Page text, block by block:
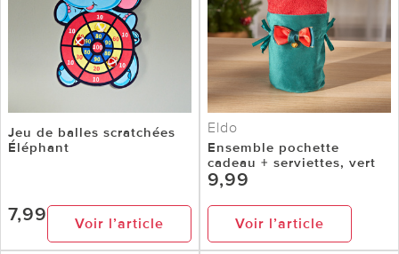
Jeu de balles scratchées
Éléphant
7,99 Voir l’article
Eldo
Ensemble pochette
cadeau + serviettes, vert
9,99
Voir l’article